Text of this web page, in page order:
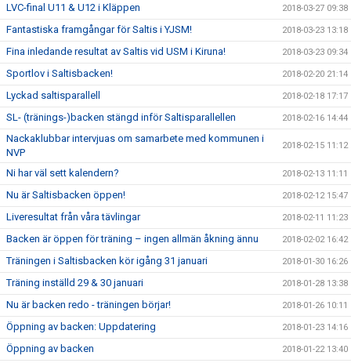
LVC-final U11 & U12 i Kläppen 2018-03-27 09:38
Fantastiska framgångar för Saltis i YJSM! 2018-03-23 13:18
Fina inledande resultat av Saltis vid USM i Kiruna! 2018-03-23 09:34
Sportlov i Saltisbacken! 2018-02-20 21:14
Lyckad saltisparallell 2018-02-18 17:17
SL- (tränings-)backen stängd inför Saltisparallellen 2018-02-16 14:44
Nackaklubbar intervjuas om samarbete med kommunen i
NVP
2018-02-15 11:12
Ni har väl sett kalendern? 2018-02-13 11:11
Nu är Saltisbacken öppen! 2018-02-12 15:47
Liveresultat från våra tävlingar 2018-02-11 11:23
Backen är öppen för träning – ingen allmän åkning ännu 2018-02-02 16:42
Träningen i Saltisbacken kör igång 31 januari 2018-01-30 16:26
Träning inställd 29 & 30 januari 2018-01-28 13:38
Nu är backen redo - träningen börjar! 2018-01-26 10:11
Öppning av backen: Uppdatering 2018-01-23 14:16
Öppning av backen 2018-01-22 13:40